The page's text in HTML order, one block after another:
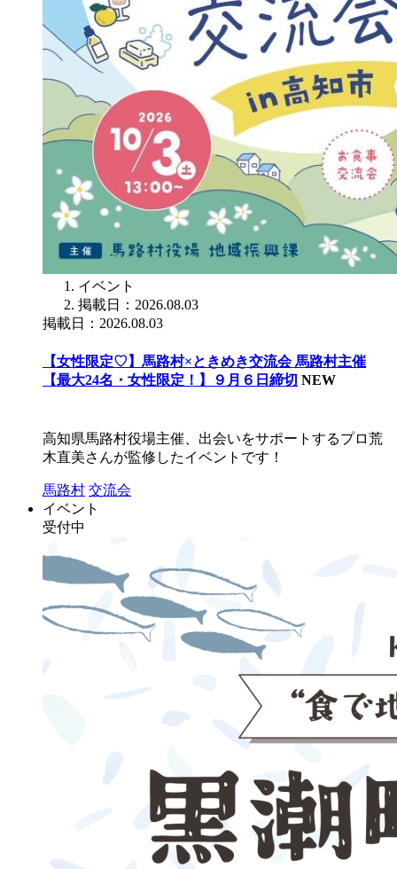
イベント
掲載日：2026.08.03
掲載日：2026.08.03
【女性限定♡】馬路村×ときめき交流会 馬路村主催
【最大24名・女性限定！】９月６日締切 NEW
高知県馬路村役場主催、出会いをサポートするプロ荒
木直美さんが監修したイベントです！
馬路村 交流会
イベント
受付中